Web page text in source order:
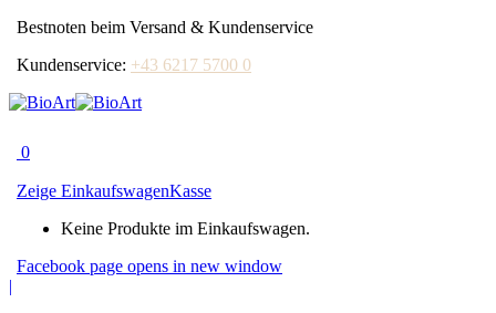
Bestnoten beim Versand & Kundenservice
Kundenservice: +43 6217 5700 0
0
Zeige EinkaufswagenKasse
Keine Produkte im Einkaufswagen.
Facebook page opens in new window
|